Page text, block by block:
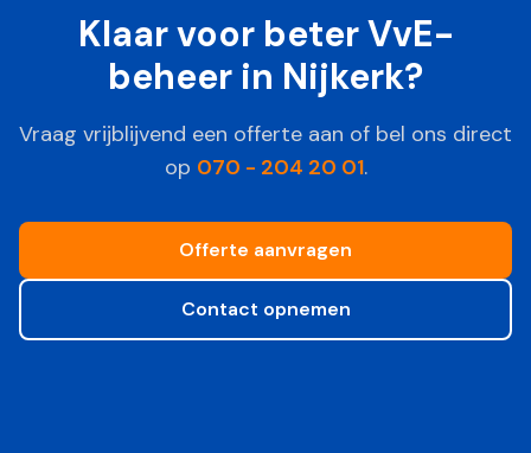
Klaar voor beter VvE-
beheer in Nijkerk?
Vraag vrijblijvend een offerte aan of bel ons direct
op 070 - 204 20 01.
Offerte aanvragen
Contact opnemen